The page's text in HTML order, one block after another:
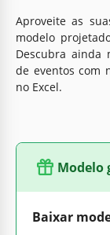
Aproveite as
modelo
Descubra ainda
de eventos com
no Excel.
Modelo
Baixar